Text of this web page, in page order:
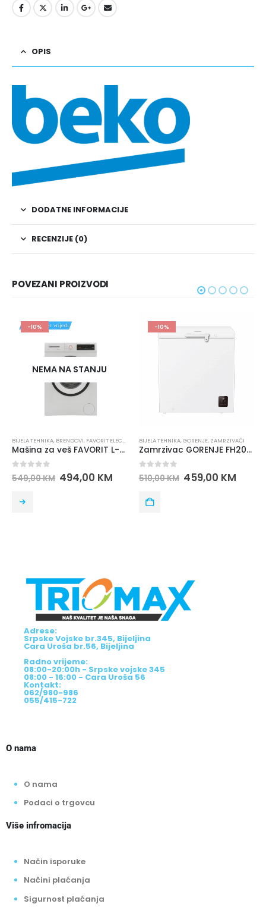
OPIS
DODATNE INFORMACIJE
RECENZIJE (0)
POVEZANI PROIZVODI
NA STANJU
,FAVORIT ELECTRONICS ,VEŠ MAŠINE
Mašina za veš FAVORIT L-7101/MP7102
494,00KM
BIJELA TEHNIKA, GORENJE,ZAMRZIVAČI
Zamrzivac GORENJE FH20E6W5
0out of 5
510,00KM 459,00KM
-15%
BIJELA TEHNIKA
0out of 5
941,00
Adrese:
Srpske Vojske br.345, Bijeljina
Cara Uroša br.56, Bijeljina
Radno vrijeme:
08:00-20:00h - Srpske vojske 345
08:00 - 16:00 - Cara Uroša 56
Kontakt:
062/980-986
055/415-722
O nama
O nama
Podaci o trgovcu
Više infromacija
Način isporuke
Načini plaćanja
Sigurnost plaćanja